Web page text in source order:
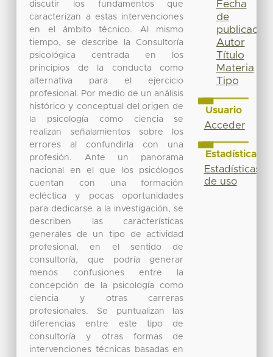
discutir los fundamentos que
caracterizan a estas intervenciones
en el ámbito técnico. Al mismo
tiempo, se describe la Consultoría
psicológica centrada en los
principios de la conducta como
alternativa para el ejercicio
profesional. Por medio de un análisis
histórico y conceptual del origen de
la psicología como ciencia se
realizan señalamientos sobre los
errores al confundirla con una
profesión. Ante un panorama
nacional en el que los psicólogos
cuentan con una formación
ecléctica y pocas oportunidades
para dedicarse a la investigación, se
describen las características
generales de un tipo de actividad
profesional, en el sentido de
consultoría, que podría generar
menos confusiones entre la
concepción de la psicología como
ciencia y otras carreras
profesionales. Se puntualizan las
diferencias entre este tipo de
consultoría y otras formas de
intervenciones técnicas basadas en
Fecha
de
publicación
Autor
Título
Materia
Tipo
Usuario
Acceder
Estadísticas
Estadísticas
de uso